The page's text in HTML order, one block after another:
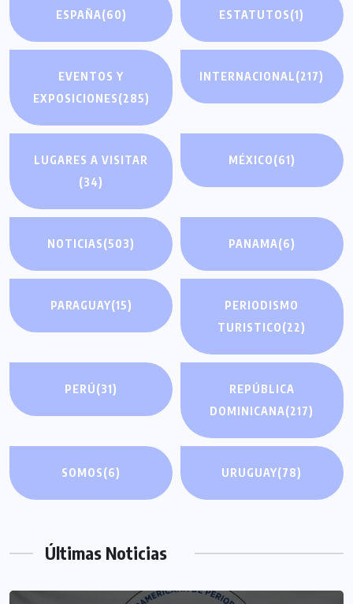
ESPAÑA(60) ESTATUTOS(1)
EVENTOS Y
EXPOSICIONES(285)
INTERNACIONAL(217)
LUGARES A VISITAR
(34)
MÉXICO(61)
NOTICIAS(503) PANAMA(6)
PARAGUAY(15)
PERIODISMO
TURISTICO(22)
PERÚ(31)
REPÚBLICA
DOMINICANA(217)
SOMOS(6) URUGUAY(78)
Últimas Noticias